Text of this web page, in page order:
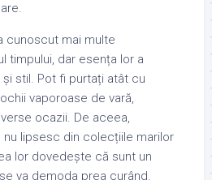
cunoscut mai multe
timpului, dar esența lor a
stil. Pot fi purtați atât cu
vaporoase de vară,
ocazii. De aceea,
lipsesc din colecțiile marilor
lor dovedește că sunt un
va demoda prea curând.